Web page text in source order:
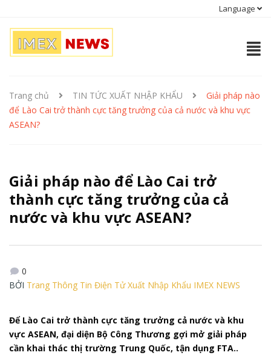
Language
Trang chủ TIN TỨC XUẤT NHẬP KHẨU
Giải pháp nào
để Lào Cai trở thành cực tăng trưởng của cả nước và khu vực
ASEAN?
Giải pháp nào để Lào Cai trở
thành cực tăng trưởng của cả
nước và khu vực ASEAN?
0
BỞI Trang Thông Tin Điện Tử Xuất Nhập Khẩu IMEX NEWS
Để Lào Cai trở thành cực tăng trưởng cả nước và khu
vực ASEAN, đại diện Bộ Công Thương gợi mở giải pháp
cần khai thác thị trường Trung Quốc, tận dụng FTA..